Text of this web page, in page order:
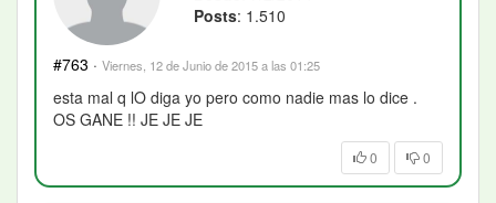
Posts: 1.510
#763 · Viernes, 12 de Junio de 2015 a las 01:25
esta mal q lO diga yo pero como nadie mas lo dice .
OS GANE !! JE JE JE
0 0